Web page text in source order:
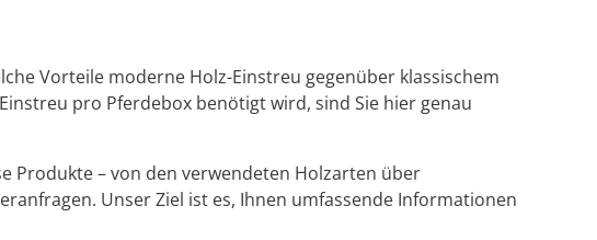
Vorteile moderne Holz-Einstreu gegenüber klassischem
pro Pferdebox benötigt wird, sind Sie hier genau
Produkte – von den verwendeten Holzarten über
Unser Ziel ist es, Ihnen umfassende Informationen